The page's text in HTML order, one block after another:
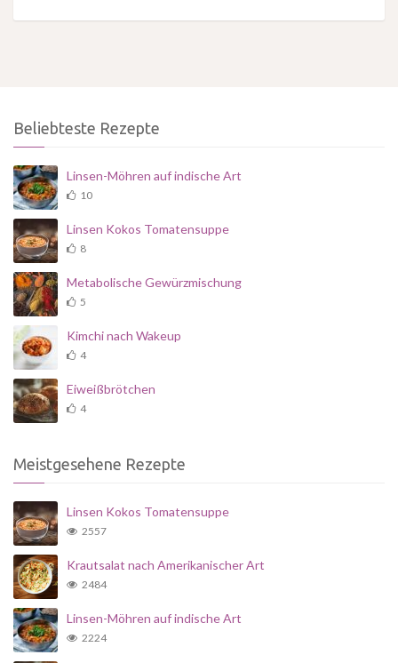
Beliebteste Rezepte
Linsen-Möhren auf indische Art
10
Linsen Kokos Tomatensuppe
8
Metabolische Gewürzmischung
5
Kimchi nach Wakeup
4
Eiweißbrötchen
4
Meistgesehene Rezepte
Linsen Kokos Tomatensuppe
2557
Krautsalat nach Amerikanischer Art
2484
Linsen-Möhren auf indische Art
2224